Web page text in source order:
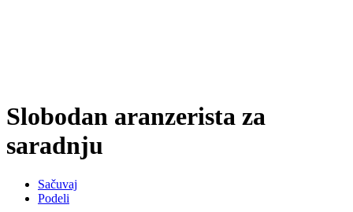
Slobodan aranzerista za
saradnju
Sačuvaj
Podeli